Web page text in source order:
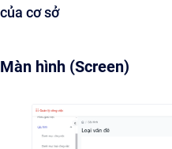
của cơ sở
Màn hình (Screen)